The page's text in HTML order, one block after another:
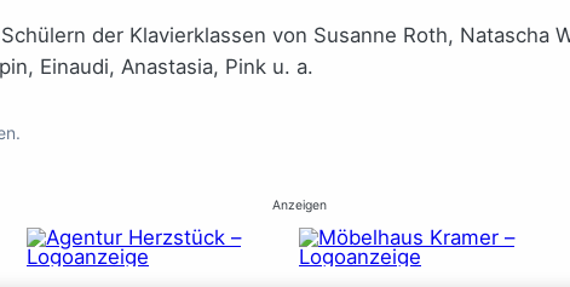
der Klavierklassen von Susanne Roth, Natascha
Einaudi, Anastasia, Pink u. a.
Anzeigen